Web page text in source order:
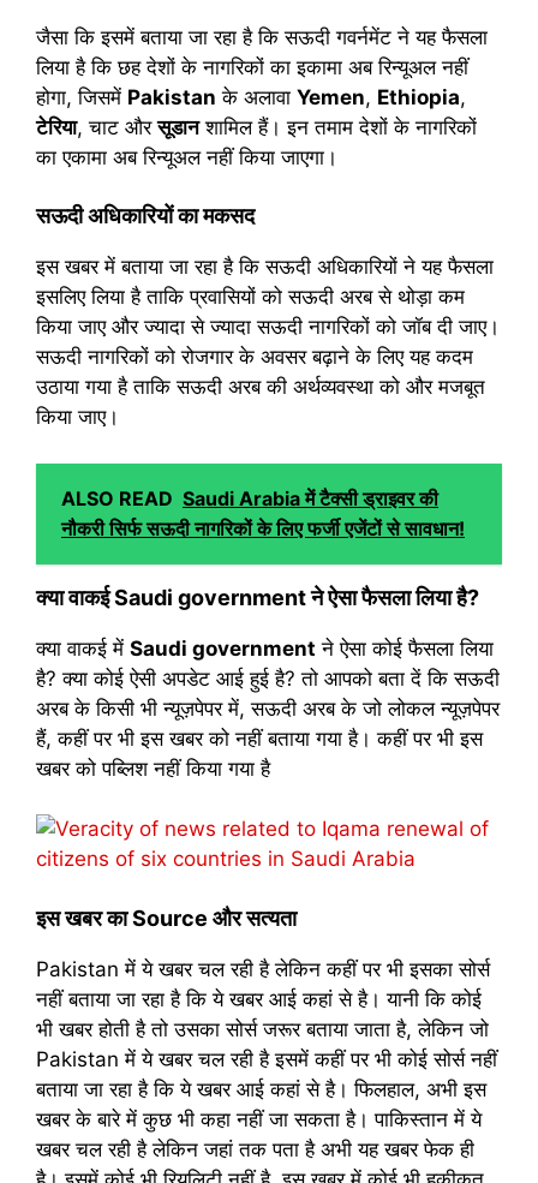
जैसा कि इसमें बताया जा रहा है कि सऊदी गवर्नमेंट ने यह फैसला
लिया है कि छह देशों के नागरिकों का इकामा अब रिन्यूअल नहीं
होगा, जिसमें Pakistan के अलावा Yemen, Ethiopia,
टेरिया, चाट औरसूडानशामिल हैं। इन तमाम देशों के नागरिकों
का एकामा अब रिन्यूअल नहीं किया जाएगा।
सऊदी अधिकारियों का मकसद
इस खबर में बताया जा रहा है कि सऊदी अधिकारियों ने यह फैसला
इसलिए लिया है ताकि प्रवासियों को सऊदी अरब से थोड़ा कम
किया जाए और ज्यादा से ज्यादा सऊदी नागरिकों को जॉब दी जाए।
सऊदी नागरिकों को रोजगार के अवसर बढ़ाने के लिए यह कदम
उठाया गया है ताकि सऊदी अरब की अर्थव्यवस्था को और मजबूत
किया जाए।
ALSO READ Saudi Arabia में टैक्सी ड्राइवर की
नौकरी सिर्फ सऊदी नागरिकों के लिए फर्जी एजेंटों से सावधान!
क्या वाकई Saudi government ने ऐसा फैसला लिया है?
क्या वाकई में Saudi government ने ऐसा कोई फैसला लिया
है? क्या कोई ऐसी अपडेट आई हुई है? तो आपको बता दें कि सऊदी
अरब के किसी भी न्यूज़पेपर में, सऊदी अरब के जो लोकल न्यूज़पेपर
हैं, कहीं पर भी इस खबर को नहीं बताया गया है। कहीं पर भी इस
खबर को पब्लिश नहीं किया गया है
इस खबर का Source और सत्यता
Pakistan में ये खबर चल रही है लेकिन कहीं पर भी इसका सोर्स
नहीं बताया जा रहा है कि ये खबर आई कहां से है। यानी कि कोई
भी खबर होती है तो उसका सोर्स जरूर बताया जाता है, लेकिन जो
Pakistan में ये खबर चल रही है इसमें कहीं पर भी कोई सोर्स नहीं
बताया जा रहा है कि ये खबर आई कहां से है। फिलहाल, अभी इस
खबर के बारे में कुछ भी कहा नहीं जा सकता है। पाकिस्तान में ये
खबर चल रही है लेकिन जहां तक पता है अभी यह खबर फेक ही